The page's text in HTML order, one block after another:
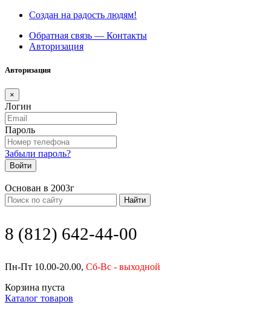
Создан на радость людям!
Обратная связь — Контакты
Авторизация
Авторизация
×
Логин
Пароль
Забыли пароль?
Войти
Основан в 2003г
Найти
8 (812) 642-44-00
Пн-Пт 10.00-20.00, Сб-Вс - выходной
Корзина пуста
Каталог товаров